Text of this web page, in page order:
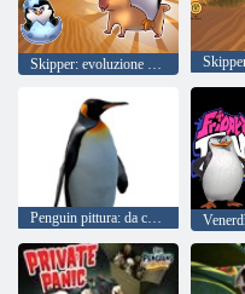
Skipper: evoluzione del clicker
Penguin pittura: da colorare per bambini